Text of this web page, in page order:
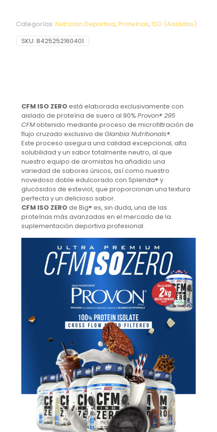
Categorías: Nutrición Deportiva, Proteínas, ISO (Aisladas)
SKU: 8425252160401
CFM ISO ZEROestá elaborada exclusivamente con
aislado de proteína de suero al 90%Provon® 295
CFMobtenido mediante proceso de microfiltración de
flujo cruzado exclusivo deGlanbia Nutritionals®.
Este proceso asegura una calidad excepcional, alta
solubilidad y un sabor totalmente neutro, al que
nuestro equipo de aromistas ha añadido una
variedad de sabores únicos, así como nuestro
novedoso doble edulcorado con Splenda® y
glucósidos de esteviol, que proporcionan una textura
perfecta y un delicioso sabor.
CFM ISO ZEROde Big® es, sin duda, una de las
proteínas más avanzadas en el mercado de la
suplementación deportiva profesional.